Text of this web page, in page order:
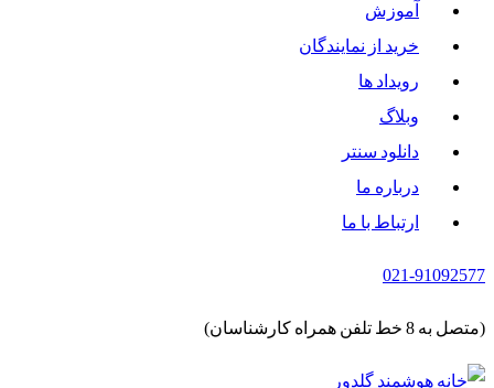
آموزش
خرید از نمایندگان
رویداد ها
وبلاگ
دانلود سنتر
درباره ما
ارتباط با ما
021-91092577
(متصل به 8 خط تلفن همراه کارشناسان)